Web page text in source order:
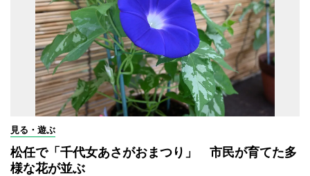
見る・遊ぶ
松任で「千代女あさがおまつり」 市民が育てた多
様な花が並ぶ